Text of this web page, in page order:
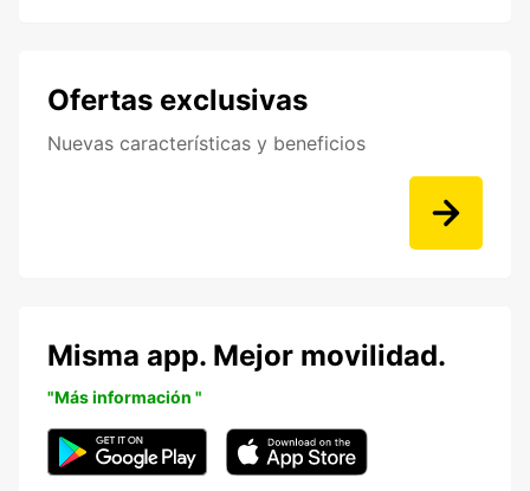
Ofertas exclusivas
Nuevas características y beneficios
Misma app. Mejor movilidad.
"Más información "